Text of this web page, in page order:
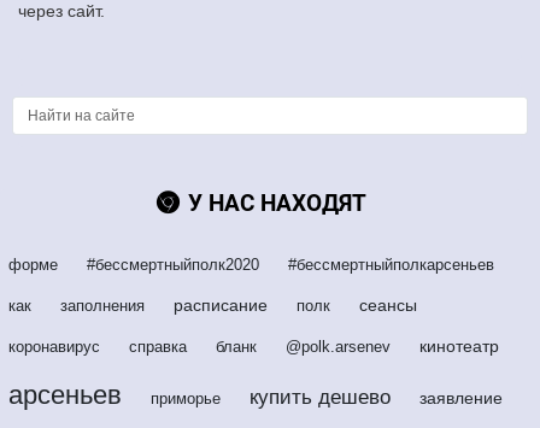
через сайт.
У НАС НАХОДЯТ
форме #бессмертныйполк2020 #бессмертныйполкарсеньев
как заполнения расписание полк сеансы
коронавирус справка бланк @polk.arsenev кинотеатр
арсеньев приморье купить дешево заявление